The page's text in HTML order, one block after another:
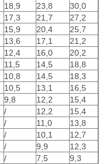
18,9 23,8
30,0
17,3 21,7
27,2
15,9 20,4
25,7
13,6 17,1
21,2
12,4 16,0
20,2
11,5 14,5 18,8
10,8 14,5
18,3
10,5 13,1
16,5
9,8 12,2
15,4
/ 12,2
15,4
/ 11,0
13,8
/ 10,1
12,7
/ 9,9
12,3
/ 7,5
9,3